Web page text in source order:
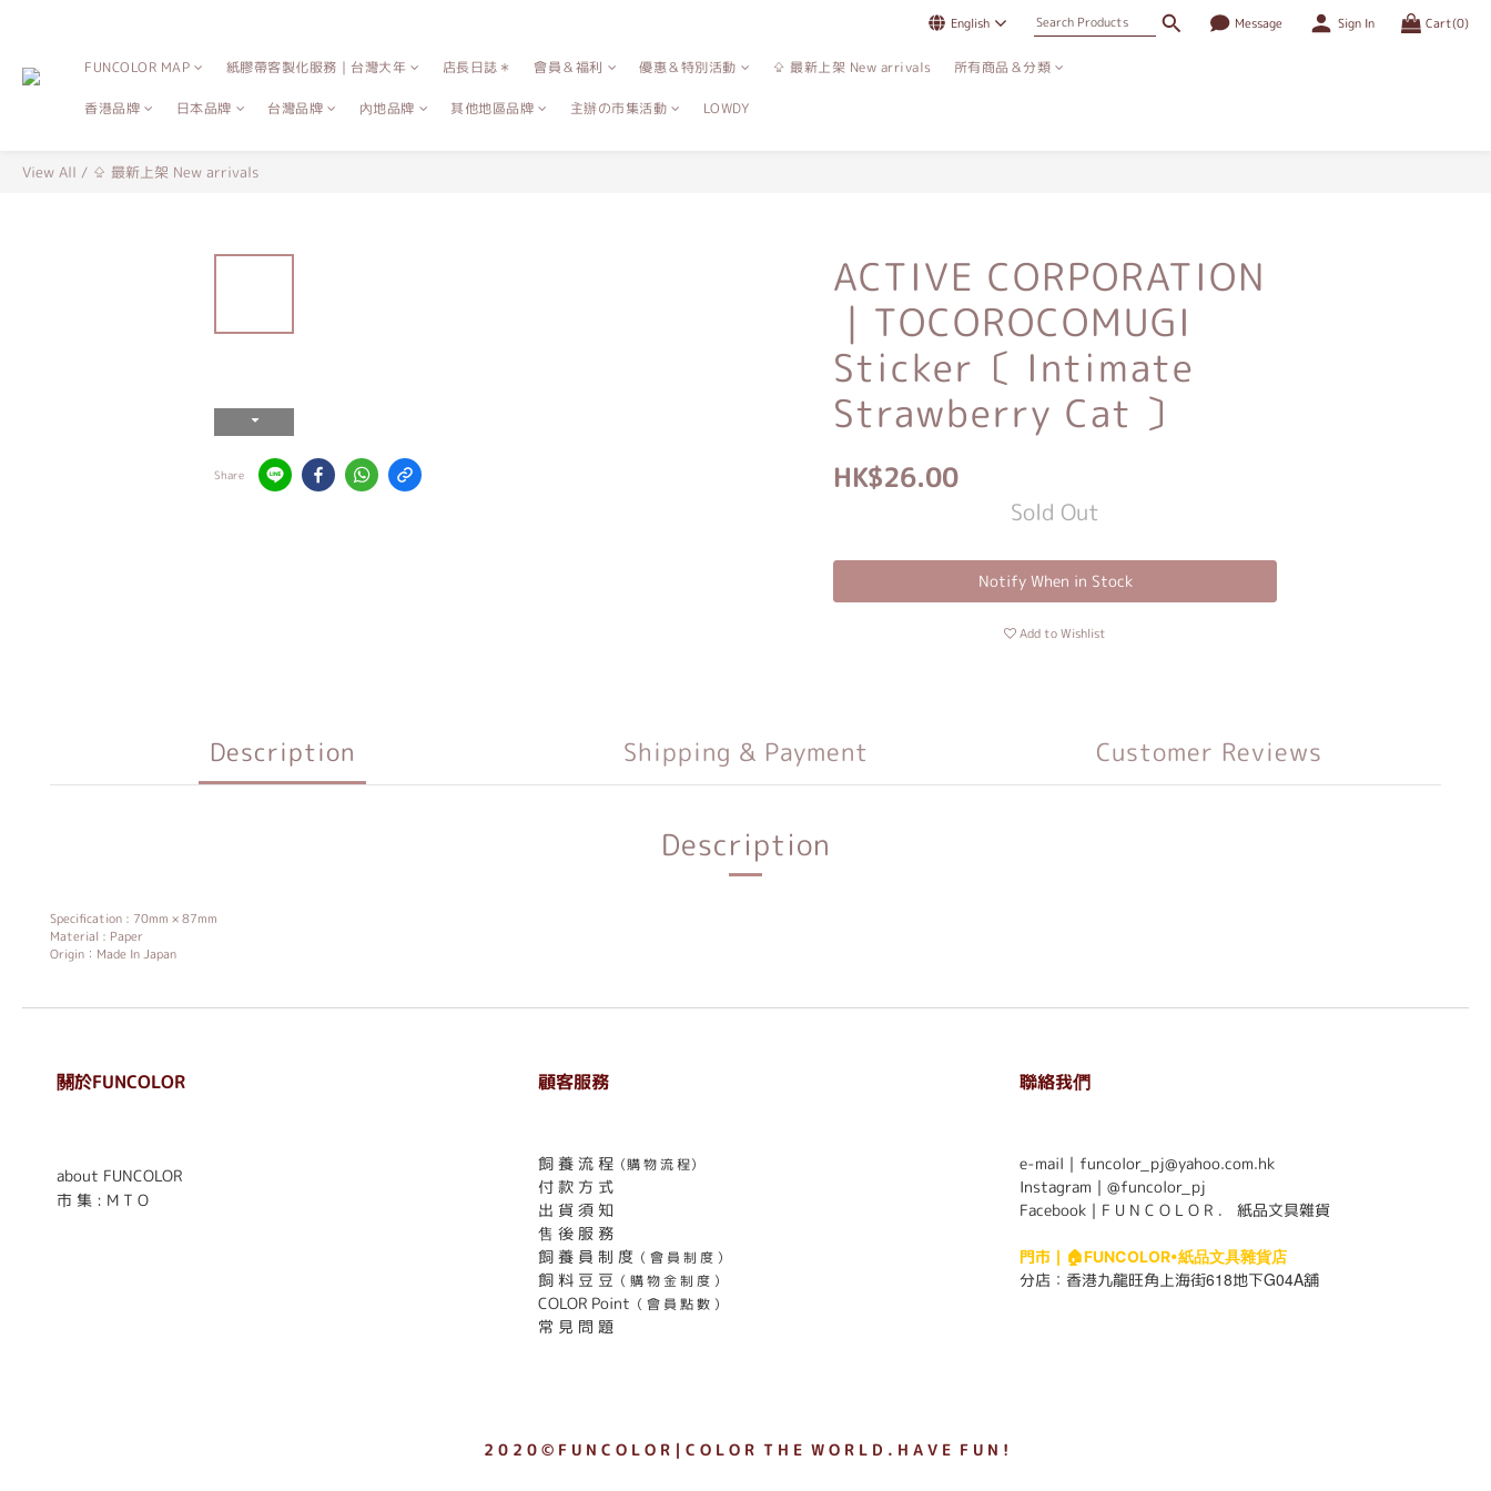
English Message Sign In Cart(0)
FUNCOLOR MAP 紙膠帶客製化服務｜台灣大年 店長日誌＊ 會員＆福利 優惠＆特別活動 ⇪ 最新上架 New arrivals 所有商品＆分類
香港品牌 日本品牌 台灣品牌 內地品牌 其他地區品牌 主辦の市集活動 LOWDY
View All / ⇪ 最新上架 New arrivals
Share
ACTIVE CORPORATION
｜TOCOROCOMUGI
Sticker〔 Intimate
Strawberry Cat 〕
HK$26.00
Sold Out
Notify When in Stock
Add to Wishlist
Description Shipping & Payment Customer Reviews
Description
Specification : 70mm × 87mm
Material : Paper
Origin：Made In Japan
關於FUNCOLOR
about FUNCOLOR
市 集 : M T O
顧客服務
飼 養 流 程 （購 物 流 程）
付 款 方 式
出 貨 須 知
售 後 服 務
飼 養 員 制 度 （ 會 員 制 度 ）
飼 料 豆 豆 （ 購 物 金 制 度 ）
COLOR Point （ 會 員 點 數 ）
常 見 問 題
聯絡我們
e-mail｜funcolor_pj@yahoo.com.hk
Instagram｜ @funcolor_pj
Facebook｜ F U N C O L O R ． 紙品文具雜貨
門市｜ 🏠FUNCOLOR•紙品文具雜貨店
分店： 香港九龍旺角上海街618地下G04A舖
2 0 2 0 © F U N C O L O R｜C O L O R T H E W O R L D . H A V E F U N !